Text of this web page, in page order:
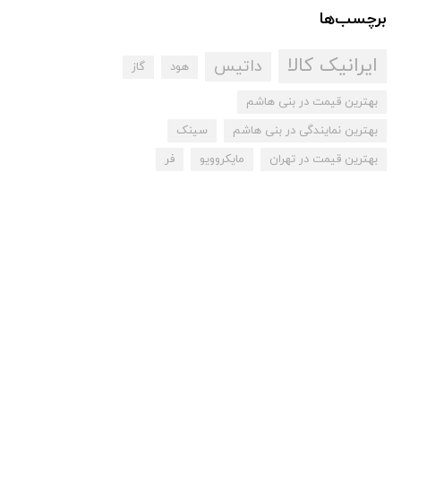
برچسب‌ها
ایرانیک کالا داتیس هود گاز
بهترین قیمت در بنی هاشم
بهترین نمایندگی در بنی هاشم
سینک
بهترین قیمت در تهران
مایکروویو فر